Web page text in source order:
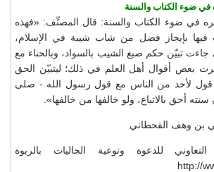
في ضوء الكتاب والسنة
في ضوء الكتاب والسنة: قال المصنِّف: «فهذه
فيها بإيجاز فضل من شاب شيبة في الإسلام،
جاءت تبيّن حكم صبغ الشيب بالسواد، وبالحناء مع
بعض أقوال أهل العلم في ذلك؛ ليتبيّن الحق
لا قول لأحد من الناس مع قول رسول الله - صلى
أحق بالاتباع، ولو خالفها من خالفها».
بن وهف القحطاني
للدعوة وتوعية الجاليات بالربوة
http://